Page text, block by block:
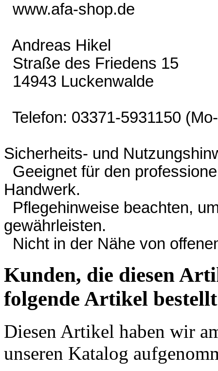
www.afa-shop.de
Andreas Hikel
Straße des Friedens 15
14943 Luckenwalde
Telefon: 03371-5931150
Sicherheits- und
Geeignet für den
Handwerk.
Pflegehinweise beachten,
gewährleisten.
Nicht in der Nähe von
Kunden, die diesen
folgende Artikel
Diesen Artikel haben wir
unseren Katalog